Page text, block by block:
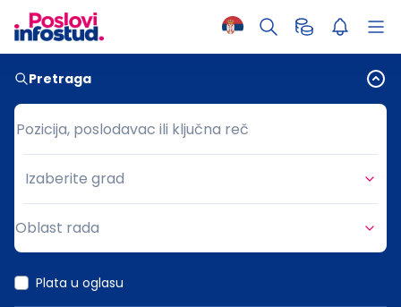
Pretraga
Pozicija, poslodavac ili ključna reč
Pozicija, poslodavac ili ključna reč
Grad
Izaberite grad
Oblast rada
Plata u oglasu